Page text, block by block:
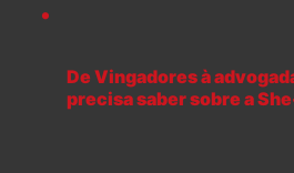
De Vingadores à
precisa saber sobre a